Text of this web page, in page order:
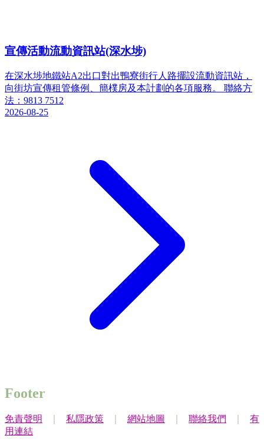
宣傳活動流動資訊站(深水埗)
在深水埗地鐵站A2出口對出鴨寮街行人路擺設流動資訊站，
向街坊宣傳租管條例、簡樸房及本計劃的各項服務。 聯絡方
法：9813 7512
2026-08-25
Footer
免責聲明 私隱政策 網站地圖 聯絡我們
有
用連結